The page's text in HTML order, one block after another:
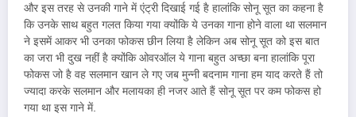
और इस तरह से उनकी गाने में एंट्री दिखाई गई है हालांकि सोनू सूत का कहना है
कि उनके साथ बहुत गलत किया गया क्योंकि ये उनका गाना होने वाला था सलमान
ने इसमें आकर भी उनका फोकस छीन लिया है लेकिन अब सोनू सूत को इस बात
का जरा भी दुख नहीं है क्योंकि ओवरऑल ये गाना बहुत अच्छा बना हालांकि पूरा
फोकस जो है वह सलमान खान ले गए जब मुन्नी बदनाम गाना हम याद करते हैं तो
ज्यादा करके सलमान और मलायका ही नजर आते हैं सोनू सूत पर कम फोकस हो
गया था इस गाने में.